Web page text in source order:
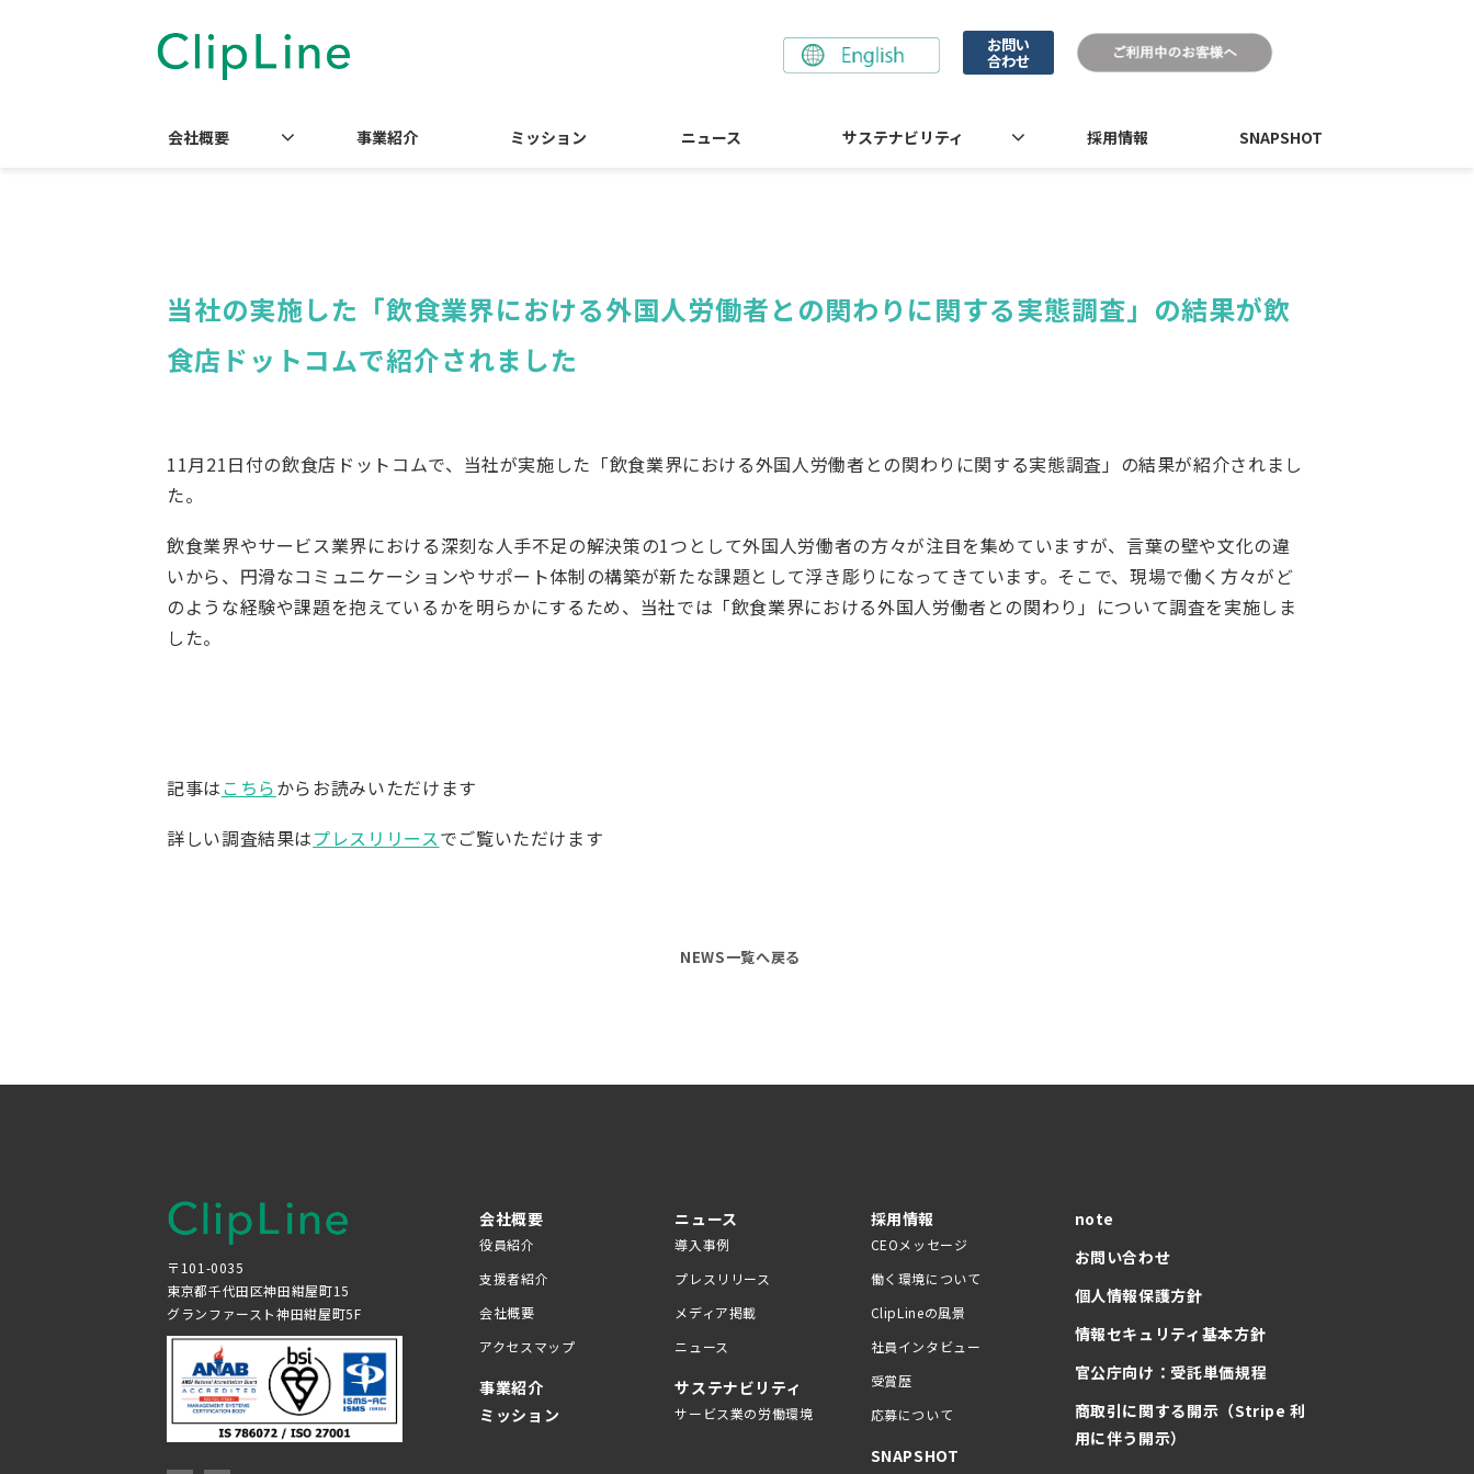
お問い
合わせ
会社概要 事業紹介 ミッション ニュース サステナビリティ 採用情報 SNAPSHOT
当社の実施した「飲食業界における外国人労働者との関わりに関する実態調査」の結果が飲
食店ドットコムで紹介されました
11月21日付の飲食店ドットコムで、当社が実施した「飲食業界における外国人労働者との関わりに関する実態調査」の結果が紹介されまし
た。
飲食業界やサービス業界における深刻な人手不足の解決策の1つとして外国人労働者の方々が注目を集めていますが、言葉の壁や文化の違
いから、円滑なコミュニケーションやサポート体制の構築が新たな課題として浮き彫りになってきています。そこで、現場で働く方々がど
のような経験や課題を抱えているかを明らかにするため、当社では「飲食業界における外国人労働者との関わり」について調査を実施しま
した。
記事はこちらからお読みいただけます
詳しい調査結果はプレスリリースでご覧いただけます
NEWS一覧へ戻る
〒101-0035
東京都千代田区神田紺屋町15
グランファースト神田紺屋町5F
会社概要
役員紹介
支援者紹介
会社概要
アクセスマップ
事業紹介
ミッション
ニュース
導入事例
プレスリリース
メディア掲載
ニュース
サステナビリティ
サービス業の労働環境
採用情報
CEOメッセージ
働く環境について
ClipLineの風景
社員インタビュー
受賞歴
応募について
SNAPSHOT
note
お問い合わせ
個人情報保護方針
情報セキュリティ基本方針
官公庁向け：受託単価規程
商取引に関する開示（Stripe 利
用に伴う開示）